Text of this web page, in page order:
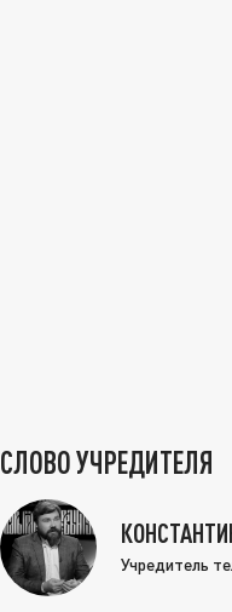
СЛОВО УЧРЕДИТЕЛЯ
Учредитель